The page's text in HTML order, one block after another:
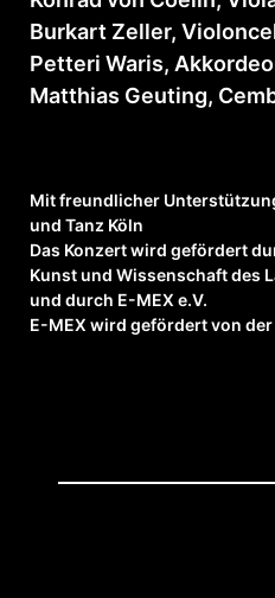
Burkart Zeller,
Petteri Waris,
Matthias Geuting,
Mit freundlicher
und Tanz Köln
Das Konzert wird gefördert
Kunst und Wissenschaft des
und durch E-MEX e.V.
E-MEX wird gefördert von der